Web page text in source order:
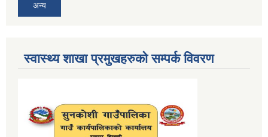
अन्य
स्वास्थ्य शाखा प्रमुखहरुको सम्पर्क विवरण